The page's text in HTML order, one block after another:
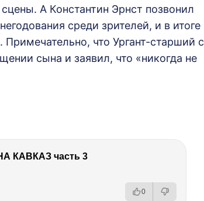
А Константин Эрнст позвонил
среди зрителей, и в итоге
что Ургант-старший с
сына и заявил, что «никогда не
КАВКАЗ часть 3
0